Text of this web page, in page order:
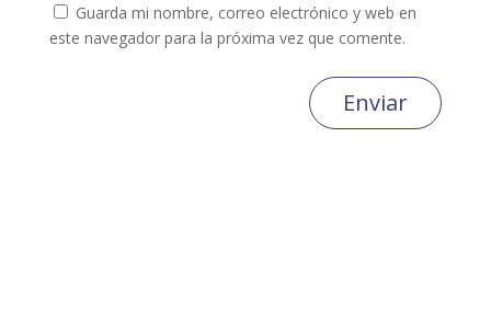
Guarda mi nombre, correo electrónico y web en
este navegador para la próxima vez que comente.
Enviar